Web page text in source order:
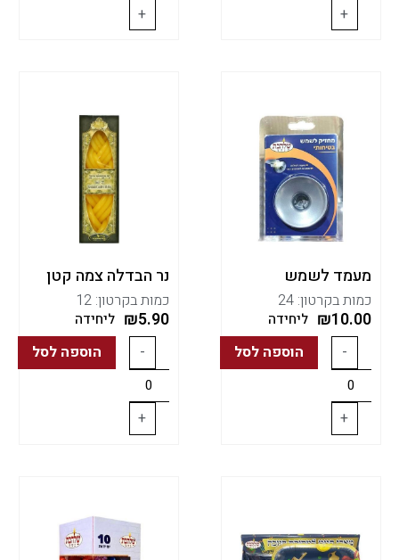
+
+
מעמד לשמש
כמות בקרטון: 24
₪10.00 ליחידה
-
+
הוספה לסל
נר הבדלה צמה קטן
כמות בקרטון: 12
₪5.90 ליחידה
-
+
הוספה לסל